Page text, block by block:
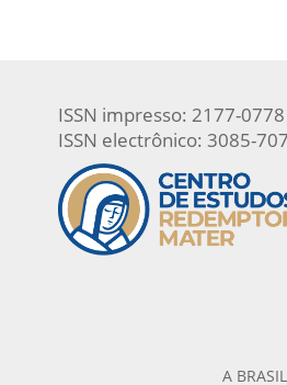
ISSN impresso: 2177-0778
ISSN electrônico: 3085-
A